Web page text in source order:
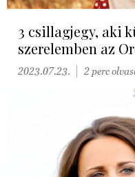
3 csillagjegy, aki
szerelemben az
2023.07.23. 2 perc